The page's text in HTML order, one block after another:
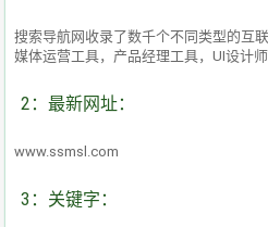
搜索导航网收录了数千个不同类型的互
媒体运营工具，产品经理工具，UI设计
2：最新网址：
www.ssmsl.com
3：关键字：